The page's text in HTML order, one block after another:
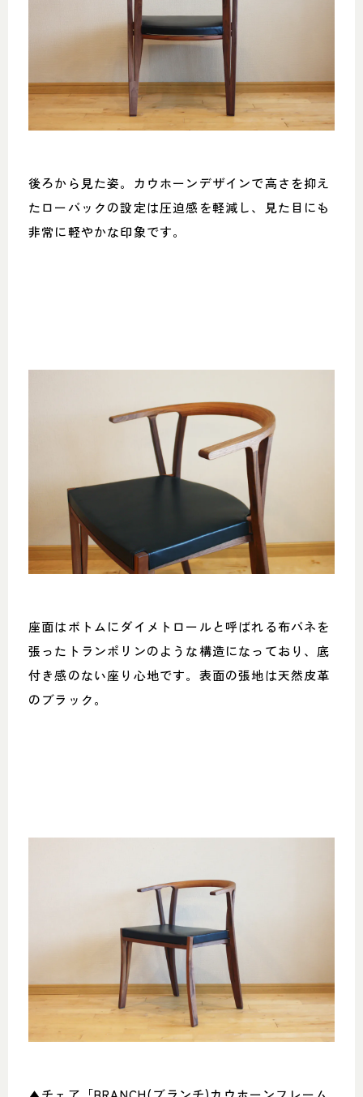
後ろから見た姿。カウホーンデザインで高さを抑え
たローバックの設定は圧迫感を軽減し、見た目にも
非常に軽やかな印象です。
座面はボトムにダイメトロールと呼ばれる布バネを
張ったトランポリンのような構造になっており、底
付き感のない座り心地です。表面の張地は天然皮革
のブラック。